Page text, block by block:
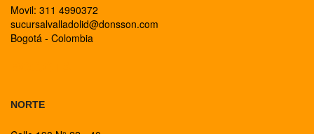
Movil: 311 4990372
sucursalvalladolid@donsson.com
Bogotá - Colombia
NORTE